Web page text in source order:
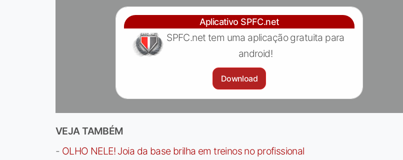
Aplicativo SPFC.net
SPFC.net tem uma aplicação gratuita para
android!
Download
VEJA TAMBÉM
- OLHO NELE! Joia da base brilha em treinos no profissional